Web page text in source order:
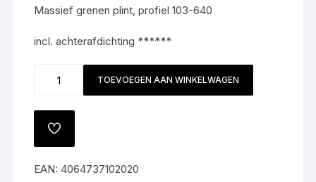
Massief grenen plint, profiel 103-640
incl. achterafdichting ******
18x80mm
ROND
NIEUW
TOEVOEGEN AAN WINKELWAGEN
TOEVOEGEN
AAN
EAN:4064737102020